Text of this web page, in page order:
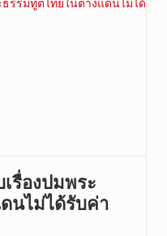
ท…
รื่องปมพระ
นไม่ได้รับค่า